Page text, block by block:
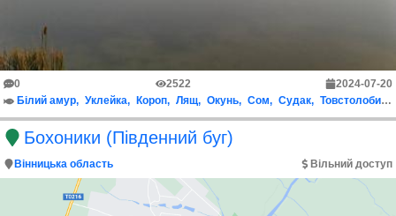
0 2522
2024-07-20
Білий амур
Уклейка Короп Лящ Окунь Сом Судак Товстолобик
Бохоники (Південний буг)
Вінницька область Вільний доступ